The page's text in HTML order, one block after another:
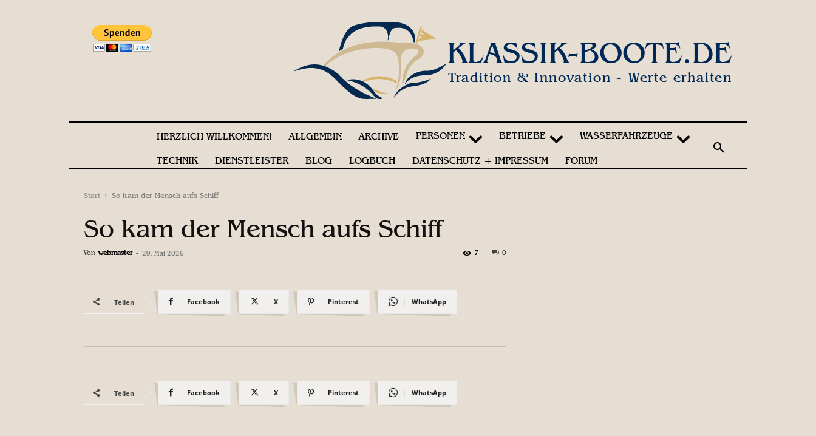
KLASSIK-BOOTE.DE
Tradition & Innovation - Werte erhalten
HERZLICH WILLKOMMEN! ALLGEMEIN ARCHIVE PERSONEN BETRIEBE WASSERFAHRZEUGE
TECHNIK DIENSTLEISTER BLOG LOGBUCH DATENSCHUTZ + IMPRESSUM FORUM
Start So kam der Mensch aufs Schiff
So kam der Mensch aufs Schiff
Von webmaster - 29. Mai 2026 0
7
Teilen Facebook X Pinterest WhatsApp
Teilen Facebook X Pinterest WhatsApp